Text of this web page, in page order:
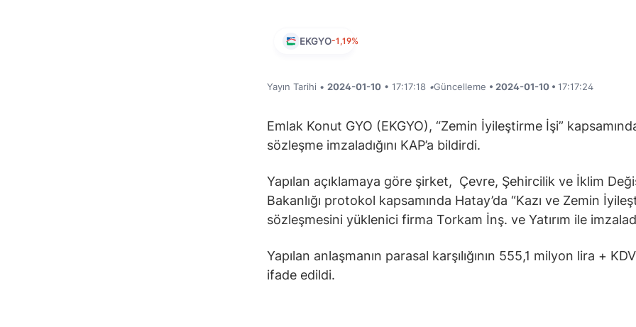
EKGYO-1,19%
Yayın Tarihi • 2024-01-10 • 17:17:18 •Güncelleme • 2024-01-10 • 17:17:24
Emlak Konut GYO (EKGYO), “Zemin İyileştirme İşi”
sözleşme imzaladığını KAP’a bildirdi.
Yapılan açıklamaya göre şirket, Çevre, Şehircilik ve İklim
Bakanlığı protokol kapsamında Hatay’da “Kazı ve Zemin
sözleşmesini yüklenici firma Torkam İnş. ve Yatırım ile
Yapılan anlaşmanın parasal karşılığının 555,1 milyon lira +
ifade edildi.